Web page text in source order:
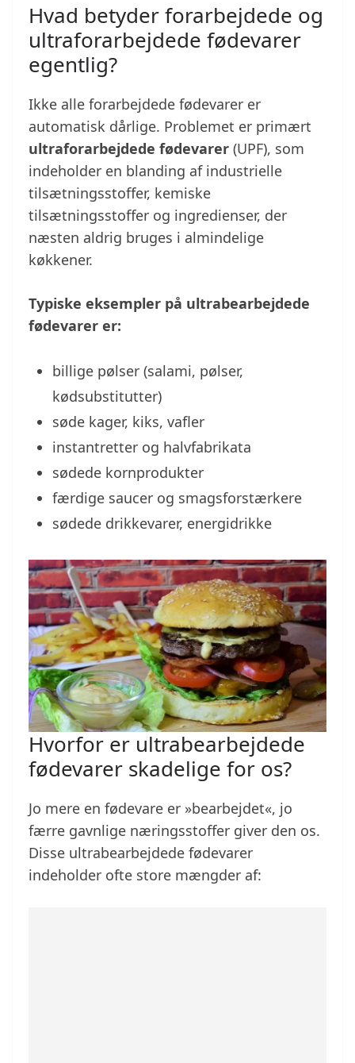
Hvad betyder forarbejdede og
ultraforarbejdede fødevarer
egentlig?
Ikke alle forarbejdede fødevarer er
automatisk dårlige. Problemet er primært
ultraforarbejdede fødevarer (UPF), som
indeholder en blanding af industrielle
tilsætningsstoffer, kemiske
tilsætningsstoffer og ingredienser, der
næsten aldrig bruges i almindelige
køkkener.
Typiske eksempler på ultrabearbejdede
fødevarer er:
billige pølser (salami, pølser,
kødsubstitutter)
søde kager, kiks, vafler
instantretter og halvfabrikata
sødede kornprodukter
færdige saucer og smagsforstærkere
sødede drikkevarer, energidrikke
Hvorfor er ultrabearbejdede
fødevarer skadelige for os?
Jo mere en fødevare er »bearbejdet«, jo
færre gavnlige næringsstoffer giver den os.
Disse ultrabearbejdede fødevarer
indeholder ofte store mængder af: